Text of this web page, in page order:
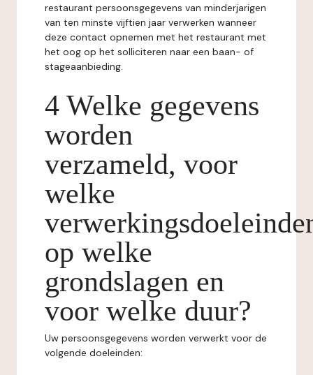
restaurant persoonsgegevens van minderjarigen
van ten minste vijftien jaar verwerken wanneer
deze contact opnemen met het restaurant met
het oog op het solliciteren naar een baan- of
stageaanbieding.
4 Welke gegevens
worden
verzameld, voor
welke
op welke
grondslagen en
voor welke duur?
Uw persoonsgegevens worden verwerkt voor de
volgende doeleinden: